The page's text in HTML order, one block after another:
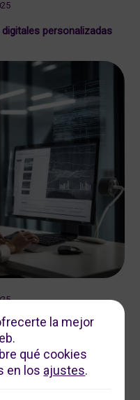
personalizadas
Digitales
la mejor
qué cookies
en los ajustes.